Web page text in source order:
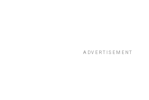
ADVERTISEMENT